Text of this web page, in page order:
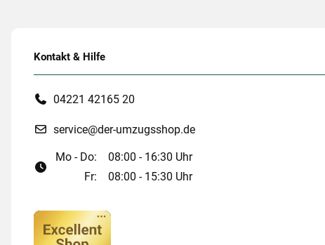
Kontakt & Hilfe
04221 42165 20
service@der-umzugsshop.de
Mo - Do:
08:00 - 16:30 Uhr
Fr:
08:00 - 15:30 Uhr